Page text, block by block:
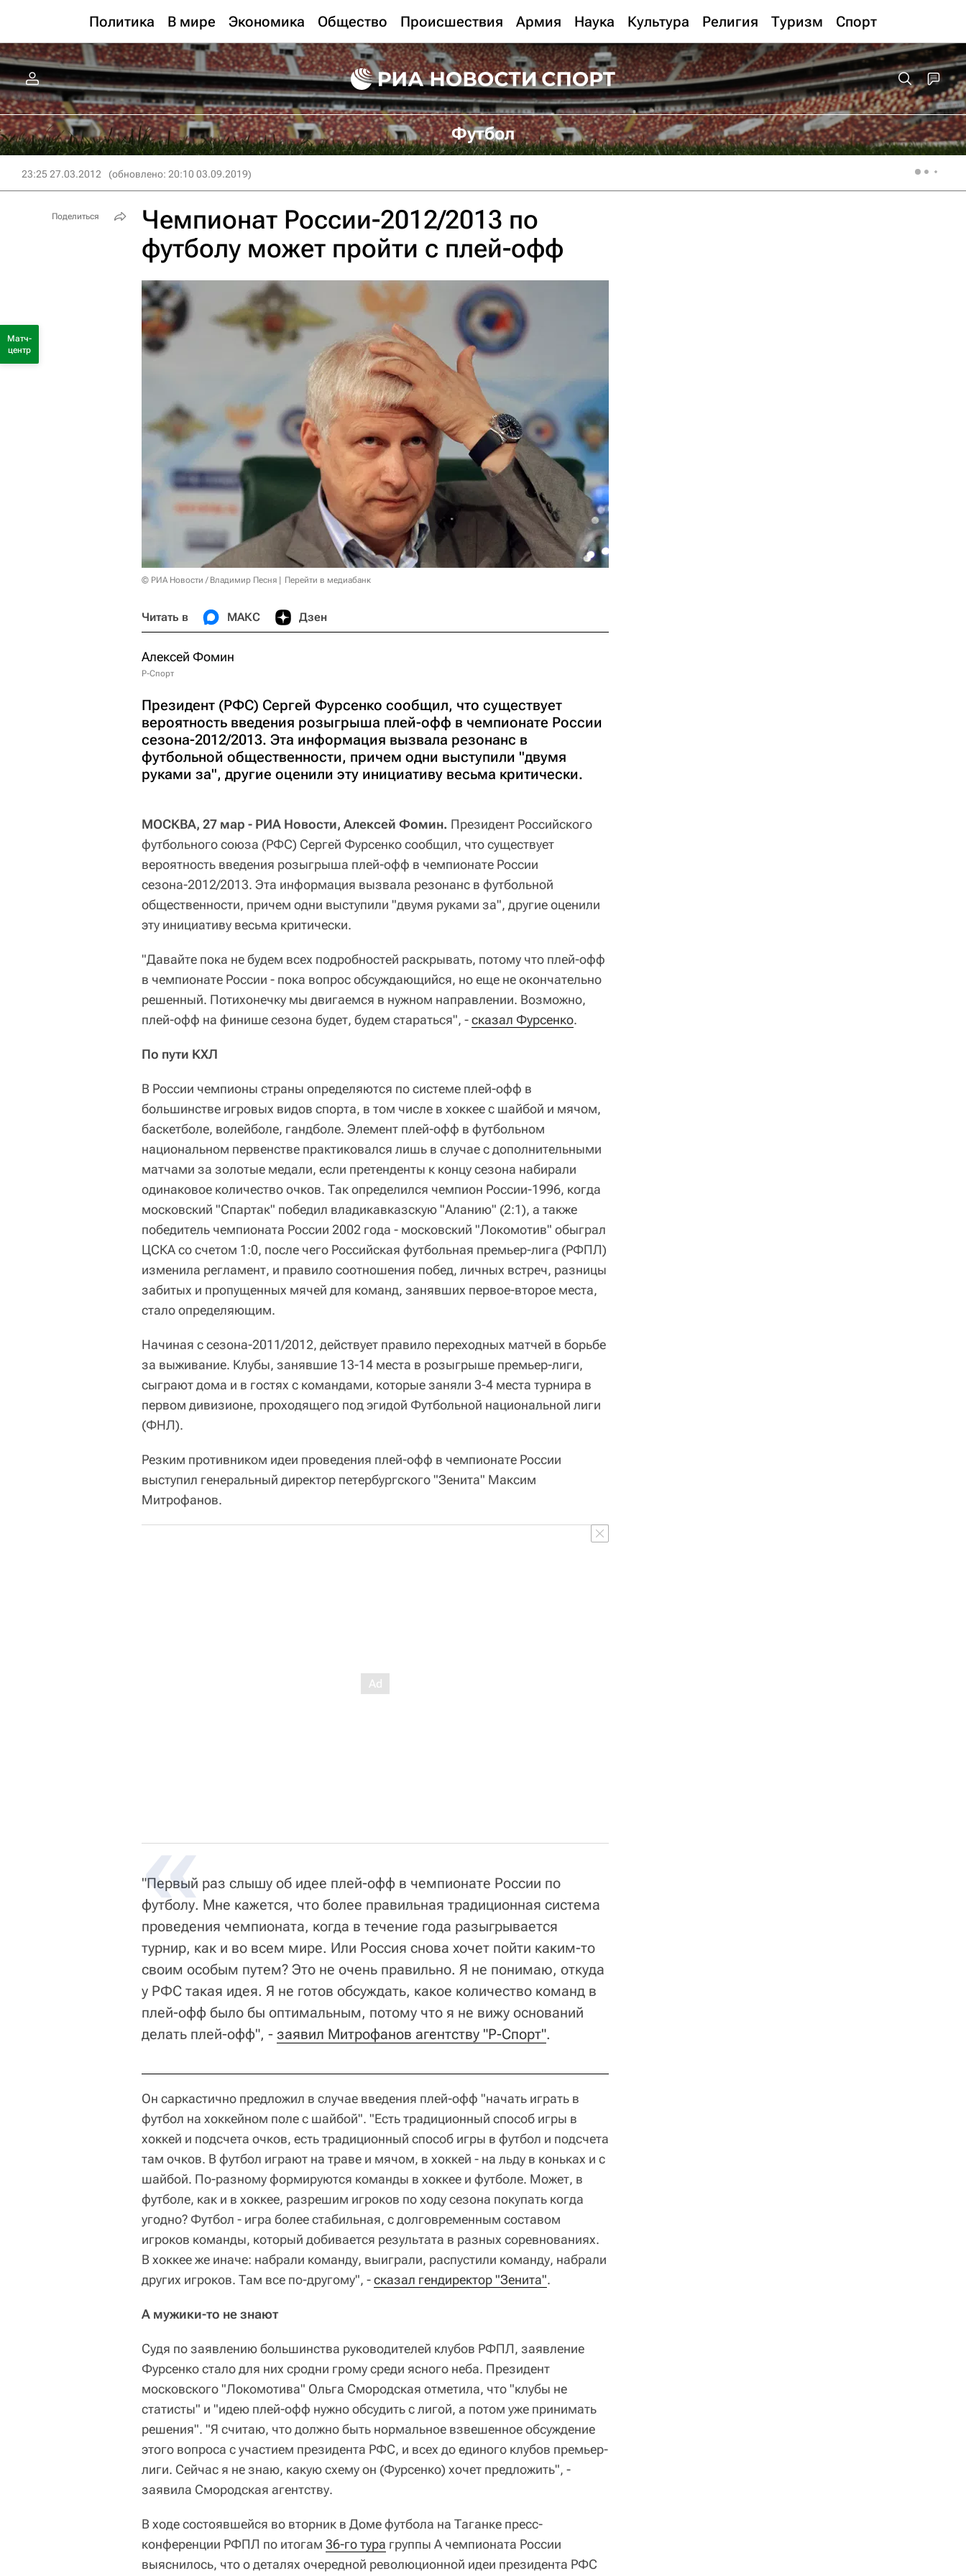
Политика В мире Экономика Общество Происшествия Армия Наука Культура Религия Туризм Спорт
Футбол
23:25 27.03.2012 (обновлено: 20:10 03.09.2019)
Чемпионат России-2012/2013 по
футболу может пройти с плей-офф
© РИА Новости / Владимир Песня Перейти в медиабанк
Читать в МАКС Дзен
Алексей Фомин
Р-Спорт
Президент (РФС) Сергей Фурсенко сообщил, что существует
вероятность введения розыгрыша плей-офф в чемпионате России
сезона-2012/2013. Эта информация вызвала резонанс в
футбольной общественности, причем одни выступили "двумя
руками за", другие оценили эту инициативу весьма критически.
МОСКВА, 27 мар - РИА Новости, Алексей Фомин. Президент Российского
футбольного союза (РФС) Сергей Фурсенко сообщил, что существует
вероятность введения розыгрыша плей-офф в чемпионате России
сезона-2012/2013. Эта информация вызвала резонанс в футбольной
общественности, причем одни выступили "двумя руками за", другие оценили
эту инициативу весьма критически.
"Давайте пока не будем всех подробностей раскрывать, потому что плей-офф
в чемпионате России - пока вопрос обсуждающийся, но еще не окончательно
решенный. Потихонечку мы двигаемся в нужном направлении. Возможно,
плей-офф на финише сезона будет, будем стараться", -сказал Фурсенко.
По пути КХЛ
В России чемпионы страны определяются по системе плей-офф в
большинстве игровых видов спорта, в том числе в хоккее с шайбой и мячом,
баскетболе, волейболе, гандболе. Элемент плей-офф в футбольном
национальном первенстве практиковался лишь в случае с дополнительными
матчами за золотые медали, если претенденты к концу сезона набирали
одинаковое количество очков. Так определился чемпион России-1996, когда
московский "Спартак" победил владикавказскую "Аланию" (2:1), а также
победитель чемпионата России 2002 года - московский "Локомотив" обыграл
ЦСКА со счетом 1:0, после чего Российская футбольная премьер-лига (РФПЛ)
изменила регламент, и правило соотношения побед, личных встреч, разницы
забитых и пропущенных мячей для команд, занявших первое-второе места,
стало определяющим.
Начиная с сезона-2011/2012, действует правило переходных матчей в борьбе
за выживание. Клубы, занявшие 13-14 места в розыгрыше премьер-лиги,
сыграют дома и в гостях с командами, которые заняли 3-4 места турнира в
первом дивизионе, проходящего под эгидой Футбольной национальной лиги
(ФНЛ).
Резким противником идеи проведения плей-офф в чемпионате России
выступил генеральный директор петербургского "Зенита" Максим
Митрофанов.
"Первый раз слышу об идее плей-офф в чемпионате России по
футболу. Мне кажется, что более правильная традиционная система
проведения чемпионата, когда в течение года разыгрывается
турнир, как и во всем мире. Или Россия снова хочет пойти каким-то
своим особым путем? Это не очень правильно. Я не понимаю, откуда
у РФС такая идея. Я не готов обсуждать, какое количество команд в
плей-офф было бы оптимальным, потому что я не вижу оснований
делать плей-офф", - заявил Митрофанов агентству "Р-Спорт".
Он саркастично предложил в случае введения плей-офф "начать играть в
футбол на хоккейном поле с шайбой". "Есть традиционный способ игры в
хоккей и подсчета очков, есть традиционный способ игры в футбол и подсчета
там очков. В футбол играют на траве и мячом, в хоккей - на льду в коньках и с
шайбой. По-разному формируются команды в хоккее и футболе. Может, в
футболе, как и в хоккее, разрешим игроков по ходу сезона покупать когда
угодно? Футбол - игра более стабильная, с долговременным составом
игроков команды, который добивается результата в разных соревнованиях.
В хоккее же иначе: набрали команду, выиграли, распустили команду, набрали
других игроков. Там все по-другому", -сказал гендиректор "Зенита".
А мужики-то не знают
Судя по заявлению большинства руководителей клубов РФПЛ, заявление
Фурсенко стало для них сродни грому среди ясного неба. Президент
московского "Локомотива" Ольга Смородская отметила, что "клубы не
статисты" и "идею плей-офф нужно обсудить с лигой, а потом уже принимать
решения". "Я считаю, что должно быть нормальное взвешенное обсуждение
этого вопроса с участием президента РФС, и всех до единого клубов премьер-
лиги. Сейчас я не знаю, какую схему он (Фурсенко) хочет предложить", -
заявила Смородская агентству.
В ходе состоявшейся во вторник в Доме футбола на Таганке пресс-
конференции РФПЛ по итогам 36-го тура группы А чемпионата России
выяснилось, что о деталях очередной революционной идеи президента РФС
Поделиться
Матч-
центр